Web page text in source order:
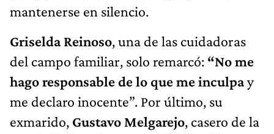
mantenerse en silencio.
Griselda Reinoso, una de las cuidadoras
del campo familiar, solo remarcó: “No me
hago responsable de lo que me inculpay
me declaro inocente”. Por último, su
exmarido, Gustavo Melgarejo, casero de la